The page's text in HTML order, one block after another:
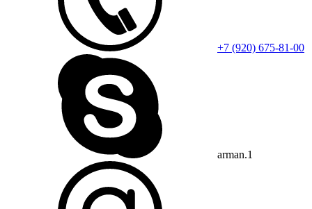
+7 (920) 675-81-00
arman.1